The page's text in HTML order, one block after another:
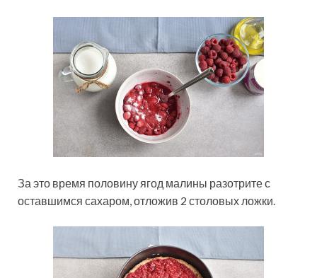
За это время половину ягод малины разотрите с
оставшимся сахаром, отложив 2 столовых ложки.